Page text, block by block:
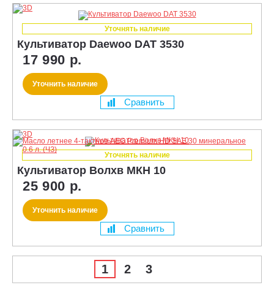
Уточнять наличие
Культиватор Daewoo DAT 3530
17 990 р.
Уточнить наличие
Сравнить
Уточнять наличие
Культиватор Волхв МКН 10
25 900 р.
Уточнить наличие
Сравнить
1 2 3